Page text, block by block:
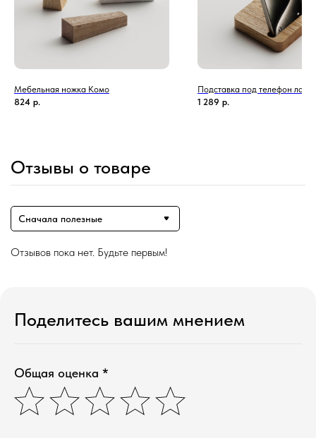
Мебельная ножка Комо
824 р.
Подставка под телефон лак
1 289 р.
Отзывы о товаре
Сначала полезные
Отзывов пока нет. Будьте первым!
Поделитесь вашим мнением
Общая оценка *